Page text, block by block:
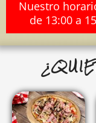
Nuestro
de 13:00 a